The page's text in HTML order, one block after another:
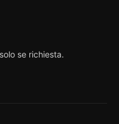
se richiesta.